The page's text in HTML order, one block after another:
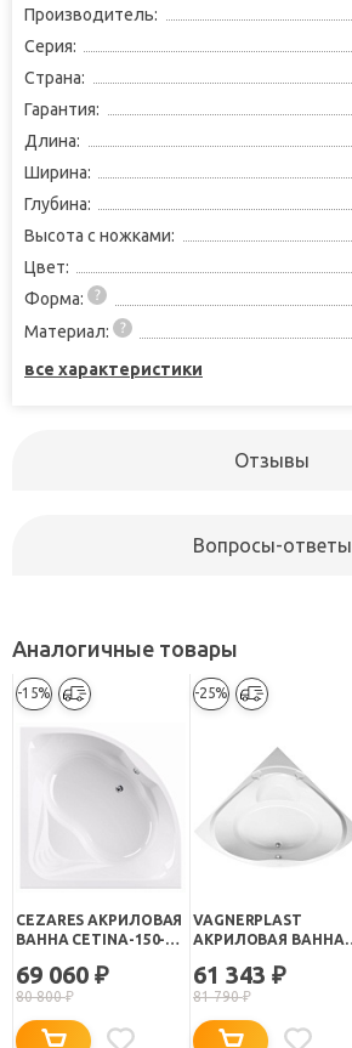
Производитель:
Серия:
Страна:
Гарантия:
Длина:
Ширина:
Глубина:
Высота с ножками:
Цвет:
Форма:
Материал:
все характеристики
Отзывы
Вопросы-ответы
Аналогичные товары
-15%
CEZARES АКРИЛОВАЯ
ВАННА CETINA-150-
69 060 ₽
80 800₽
-25%
VAGNERPLAST
АКРИЛОВАЯ ВАННА
61 343 ₽
81 790₽